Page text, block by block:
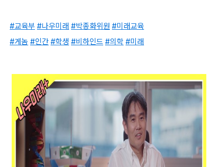
#교육부 #나우미래 #박종화위원 #미래교육
#게놈 #인간 #학생 #비하인드 #의학 #미래